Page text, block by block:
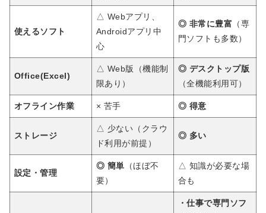
使えるソフト
△ Webアプリ、
Androidアプリ中
心
◎ 非常に豊富 （専
門ソフトも多数）
Office(Excel)
△ Web版（機能制
限あり）
◎ デスクトップ版
（全機能利用可）
オフライン作業 × 苦手 ◎ 得意
ストレージ
△ 少ない（クラウ
ド利用が前提）
◎ 多い
設定・管理
◎ 簡単 （ほぼ不
要）
△ 知識が必要な場
合も
・仕事で専門ソフ